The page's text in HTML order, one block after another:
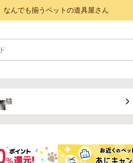
んでも揃うペットの道具屋さん
猫